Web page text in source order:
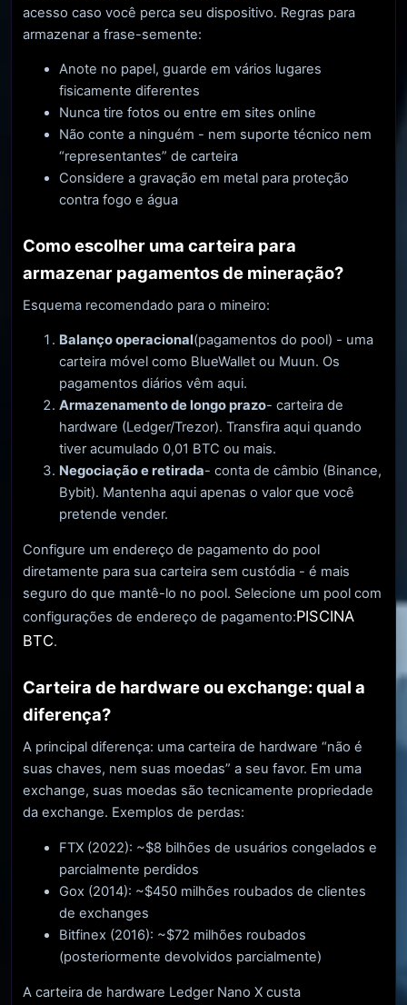
acesso caso você perca seu dispositivo. Regras para
armazenar a frase-semente:
Anote no papel, guarde em vários lugares
fisicamente diferentes
Nunca tire fotos ou entre em sites online
Não conte a ninguém - nem suporte técnico nem
“representantes” de carteira
Considere a gravação em metal para proteção
contra fogo e água
Como escolher uma carteira para
armazenar pagamentos de mineração?
Esquema recomendado para o mineiro:
Balanço operacional(pagamentos do pool) - uma
carteira móvel como BlueWallet ou Muun. Os
pagamentos diários vêm aqui.
Armazenamento de longo prazo- carteira de
hardware (Ledger/Trezor). Transfira aqui quando
tiver acumulado 0,01 BTC ou mais.
Negociação e retirada- conta de câmbio (Binance,
Bybit). Mantenha aqui apenas o valor que você
pretende vender.
Configure um endereço de pagamento do pool
diretamente para sua carteira sem custódia - é mais
seguro do que mantê-lo no pool. Selecione um pool com
configurações de endereço de pagamento:PISCINA
BTC.
Carteira de hardware ou exchange: qual a
diferença?
A principal diferença: uma carteira de hardware “não é
suas chaves, nem suas moedas” a seu favor. Em uma
exchange, suas moedas são tecnicamente propriedade
da exchange. Exemplos de perdas:
FTX (2022): ~$8 bilhões de usuários congelados e
parcialmente perdidos
Gox (2014): ~$450 milhões roubados de clientes
de exchanges
Bitfinex (2016): ~$72 milhões roubados
(posteriormente devolvidos parcialmente)
A carteira de hardware Ledger Nano X custa